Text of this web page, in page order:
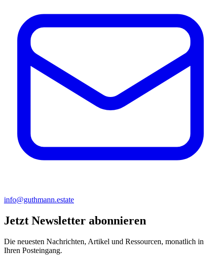
info@guthmann.estate
Jetzt Newsletter abonnieren
Die neuesten Nachrichten, Artikel und Ressourcen, monatlich in
Ihren Posteingang.